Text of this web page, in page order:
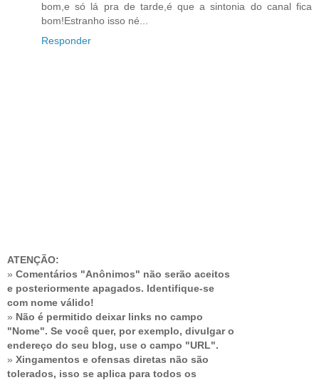
bom,e só lá pra de tarde,é que a sintonia do canal fica
bom!Estranho isso né...
Responder
ATENÇÃO:
» Comentários "Anônimos" não serão aceitos
e posteriormente apagados. Identifique-se
com nome válido!
» Não é permitido deixar links no campo
"Nome". Se você quer, por exemplo, divulgar o
endereço do seu blog, use o campo "URL".
» Xingamentos e ofensas diretas não são
tolerados, isso se aplica para todos os